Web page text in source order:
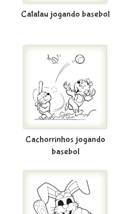
Catatau jogando basebol
Cachorrinhos jogando
basebol